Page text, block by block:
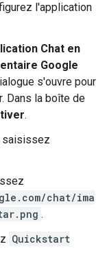
l'application
Chat en
Google
s'ouvre pour
Dans la boîte de
.
saisissez
chat/ima
.
Quickstart